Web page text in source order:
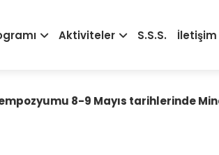
Aktiviteler S.S.S. İletişim
8-9 Mayıs tarihlerinde